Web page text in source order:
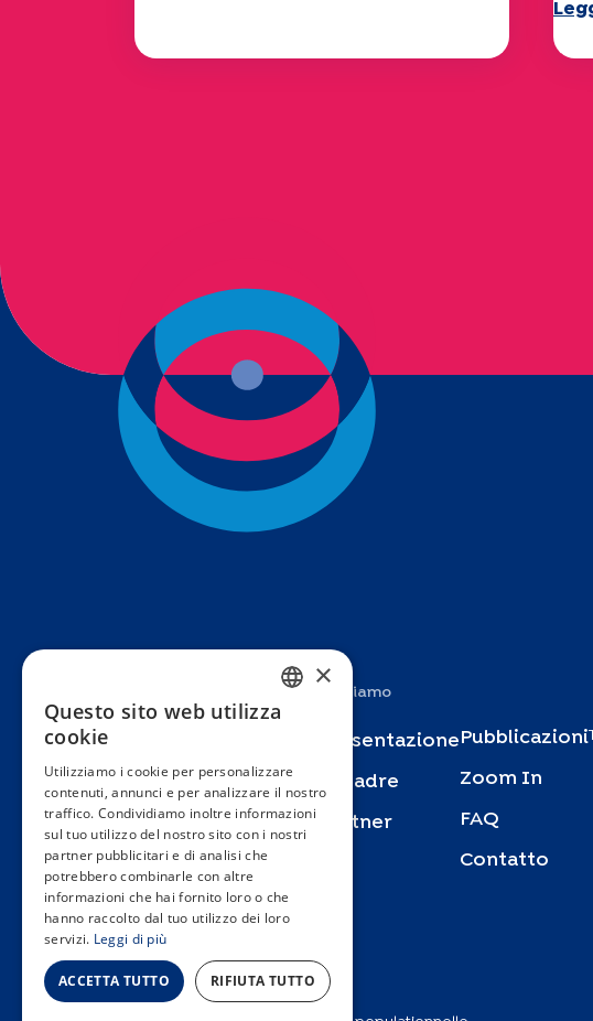
Bus Santé
SEROCoV-KIDS
SEROCoV-Schools
Specchio-COVID19
Urbasan
Chi siamo
Presentazione
Squadre
Partner
Pubblicazioni
Zoom In
FAQ
Contatto
FRENCH
SPANISH
GERMAN
PORTUGUESE
×
Questo sito web utilizza
cookie
Utilizziamo i cookie per personalizzare
contenuti, annunci e per analizzare il nostro
traffico. Condividiamo inoltre informazioni
sul tuo utilizzo del nostro sito con i nostri
partner pubblicitari e di analisi che
potrebbero combinarle con altre
informazioni che hai fornito loro o che
hanno raccolto dal tuo utilizzo dei loro
servizi. Leggi di più
ACCETTA TUTTO RIFIUTA TUTTO